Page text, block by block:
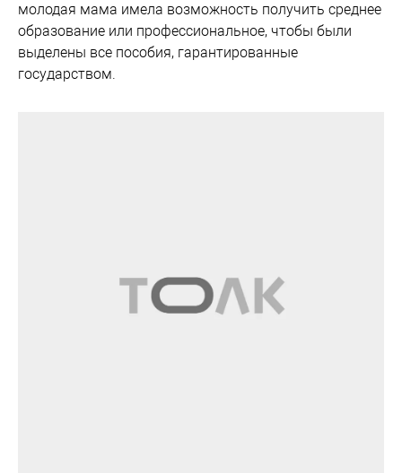
молодая мама имела возможность получить среднее
образование или профессиональное, чтобы были
выделены все пособия, гарантированные
государством.